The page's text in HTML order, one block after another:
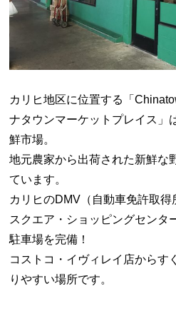
カリヒ地区に位置する「
ナタウンマーケットプレイス」
鮮市場。
地元農家から出荷された新鮮な
ています。
カリヒのDMV（自動車免許取得
スクエア・ショッピングセンタ
駐車場を完備！
コストコ・イヴィレイ店からす
りやすい場所です。